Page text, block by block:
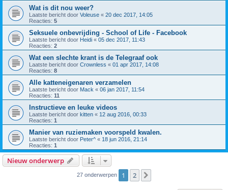
Wat is dit nou weer?
Laatste bericht door Voleuse « 20 dec 2017, 14:05
Reacties: 5
Seksuele onbevrijding - School of Life - Facebook
Laatste bericht door Heidi « 05 dec 2017, 11:43
Reacties: 2
Wat een slechte krant is de Telegraaf ook
Laatste bericht door Crownless « 01 apr 2017, 14:08
Reacties: 8
Alle katteneigenaren verzamelen
Laatste bericht door Mack « 06 jan 2017, 11:54
Reacties: 11
Instructieve en leuke videos
Laatste bericht door kitten « 12 aug 2016, 00:33
Reacties: 1
Manier van ruziemaken voorspeld kwalen.
Laatste bericht door Peter^ « 18 jun 2016, 21:14
Reacties: 1
Nieuw onderwerp
27 onderwerpen 1 2